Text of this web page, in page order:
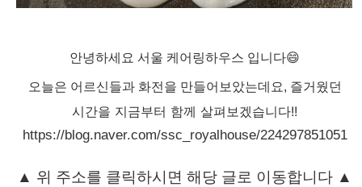
안녕하세요 서울 케어링하우스 입니다😄
오늘은 어르신들과 화전을 만들어보았는데요, 즐거웠던
시간을 지금부터 함께 살펴보겠습니다!!
https://blog.naver.com/ssc_royalhouse/224297851051
▲ 위 주소를 클릭하시면 해당 글로 이동합니다 ▲